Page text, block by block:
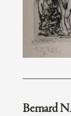
Bernard